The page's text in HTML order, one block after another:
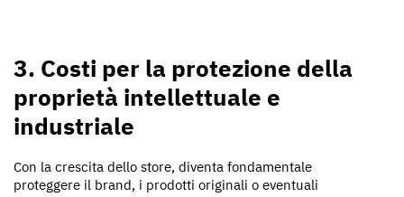
3. Costi per la protezione della
proprietà intellettuale e
industriale
Con la crescita dello store, diventa fondamentale
proteggere il brand, i prodotti originali o eventuali